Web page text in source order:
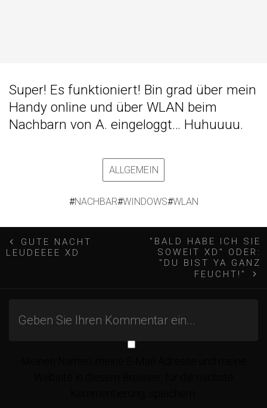
Super! Es funktioniert! Bin grad über mein
Handy online und über WLAN beim
Nachbarn von A. eingeloggt… Huhuuuu.
ALLGEMEIN
#NACHBAR#WINDOWS#WLAN
B GUTE NACHT
LEUDEEEE XD
"BALD HABE ICH SIE
SOWEIT XD" ODER:
"DU BIST YA GANZ
FEUCHT!"